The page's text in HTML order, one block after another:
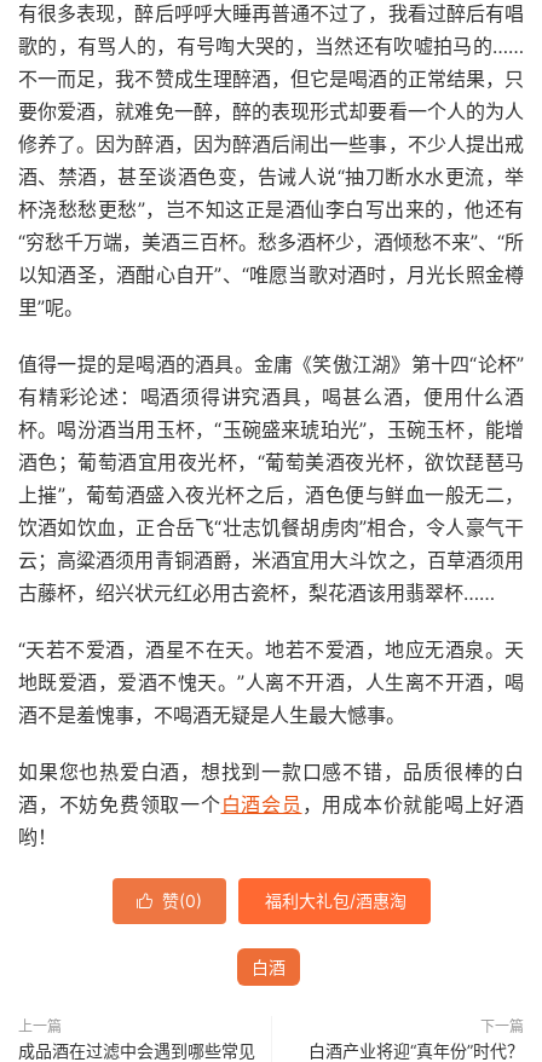
有很多表现，醉后呼呼大睡再普通不过了，我看过醉后有唱
歌的，有骂人的，有号啕大哭的，当然还有吹嘘拍马的……
不一而足，我不赞成生理醉酒，但它是喝酒的正常结果，只
要你爱酒，就难免一醉，醉的表现形式却要看一个人的为人
修养了。因为醉酒，因为醉酒后闹出一些事，不少人提出戒
酒、禁酒，甚至谈酒色变，告诫人说“抽刀断水水更流，举
杯浇愁愁更愁”，岂不知这正是酒仙李白写出来的，他还有
“穷愁千万端，美酒三百杯。愁多酒杯少，酒倾愁不来”、“所
以知酒圣，酒酣心自开”、“唯愿当歌对酒时，月光长照金樽
里”呢。
值得一提的是喝酒的酒具。金庸《笑傲江湖》第十四“论杯”
有精彩论述：喝酒须得讲究酒具，喝甚么酒，便用什么酒
杯。喝汾酒当用玉杯，“玉碗盛来琥珀光”，玉碗玉杯，能增
酒色；葡萄酒宜用夜光杯，“葡萄美酒夜光杯，欲饮琵琶马
上摧”，葡萄酒盛入夜光杯之后，酒色便与鲜血一般无二，
饮酒如饮血，正合岳飞“壮志饥餐胡虏肉”相合，令人豪气干
云；高粱酒须用青铜酒爵，米酒宜用大斗饮之，百草酒须用
古藤杯，绍兴状元红必用古瓷杯，梨花酒该用翡翠杯……
“天若不爱酒，酒星不在天。地若不爱酒，地应无酒泉。天
地既爱酒，爱酒不愧天。”人离不开酒，人生离不开酒，喝
酒不是羞愧事，不喝酒无疑是人生最大憾事。
如果您也热爱白酒，想找到一款口感不错，品质很棒的白
酒，不妨免费领取一个白酒会员 ，用成本价就能喝上好酒
哟！
 赞(0) 福利大礼包/酒惠淘
白酒
上一篇
成品酒在过滤中会遇到哪些常见
下一篇
白酒产业将迎“真年份”时代？